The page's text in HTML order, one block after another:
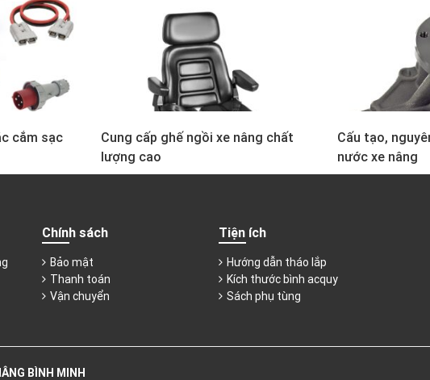
cắm sạc
Cung cấp ghế ngồi xe nâng chất
lượng cao
Cấu tạo,
nước xe nâng
Chính sách
Bảo mật
Thanh toán
Vận chuyển
Tiện ích
Hướng dẫn tháo lắp
Kích thước bình acquy
Sách phụ tùng
BÌNH MINH